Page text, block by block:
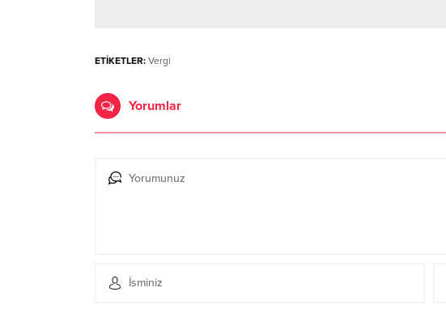
ETİKETLER: Vergi
Yorumlar